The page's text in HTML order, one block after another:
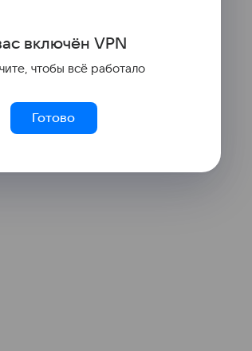
государственная
сфере. В ходе
системы.
включён VPN
чтобы всё работало
Готово